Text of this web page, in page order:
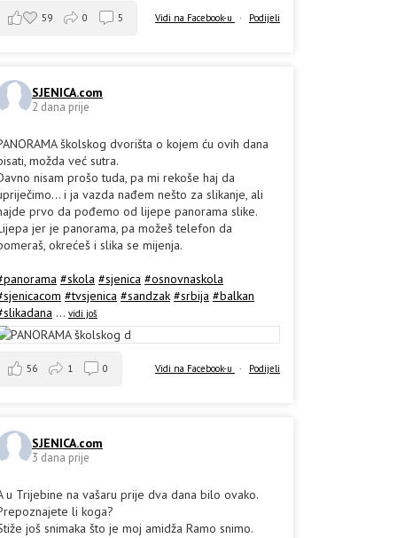
Vidi na Facebook-u · Podijeli
59 0 5
SJENICA.com
2 dana prije
školskog dvorišta o kojem ću ovih dana
možda već sutra.
nisam prošo tuda, pa mi rekoše haj da
i ja vazda nađem nešto za slikanje, ali
prvo da pođemo od lijepe panorama slike.
jer je panorama, pa možeš telefon da
okrećeš i slika se mijenja.
#skola #sjenica #osnovnaskola
#tvsjenica #sandzak #srbija #balkan
... vidi još
Vidi na Facebook-u · Podijeli
56 1 0
SJENICA.com
3 dana prije
u Trijebine na vašaru prije dva dana bilo ovako.
li koga?
još snimaka što je moj amidža Ramo snimo.